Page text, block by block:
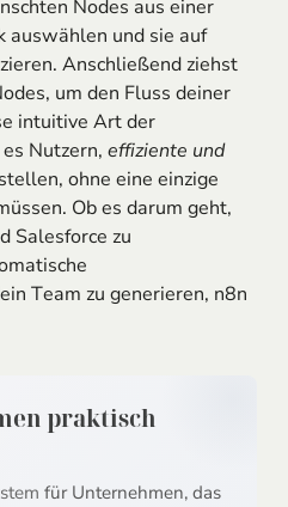
Nodes aus einer
auswählen und sie auf
Anschließend ziehst
um den Fluss deiner
intuitive Art der
Nutzern, effiziente und
ohne eine einzige
Ob es darum geht,
Salesforce zu
Team zu generieren, n8n
praktisch
für Unternehmen, das